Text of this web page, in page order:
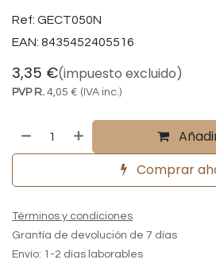
Ref: GECT050N
EAN: 8435452405516
3,35 €(impuesto excluido)
PVP R. 4,05 € (IVA inc.)
Comprar
Términos y condiciones
Grantía de devolución de 7 días
Envío: 1-2 días laborables